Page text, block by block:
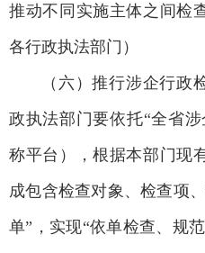
推动不同实施主体之间检
各行政执法部门）
（六）推行涉企行政
政执法部门要依托“全省
称平台），根据本部门现
成包含检查对象、检查项
单”，实现“依单检查、规